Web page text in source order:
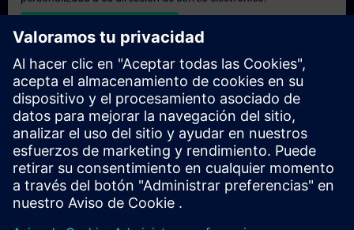
Enviar una oferta personal
Solicitar presupuesto exclusivo
¿Necesita una formación más especializada y busca un
presupuesto para una formación exclusiva, ya sea presencial,
virtual o en un centro de formación SITRAIN? Tras facilitarnos
sus datos personales y sus necesidades formativas, le
enviaremos un presupuesto personalizado.
Solicitar presupuesto exclusivo